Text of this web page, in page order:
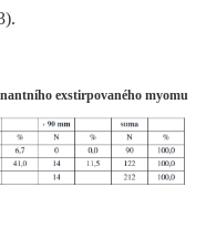
exstirpovaného myomu